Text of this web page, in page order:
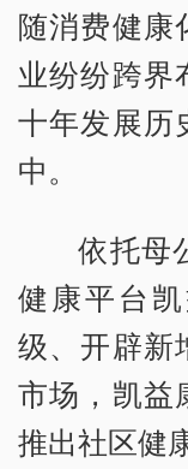
随消费健康
业纷纷跨界
十年发展历
中。
依托母
健康平台
级、开辟新
市场，凯益
推出社区健